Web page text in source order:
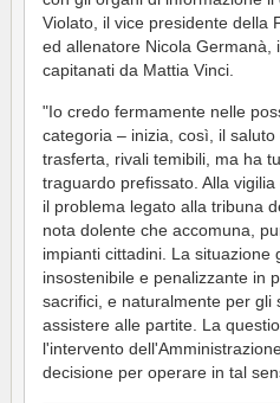
Violato, il vice presidente della
ed allenatore Nicola Germanà,
capitanati da Mattia Vinci.
"Io credo fermamente nelle
categoria – inizia, così, il
trasferta, rivali temibili, ma ha
traguardo prefissato. Alla
il problema legato alla tribuna
nota dolente che accomuna,
impianti cittadini. La
insostenibile e penalizzante in
sacrifici, e naturalmente per gli
assistere alle partite. La
l'intervento
decisione per operare in tal